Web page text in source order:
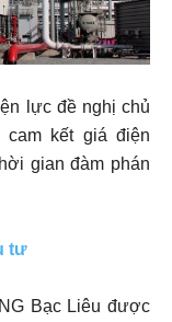
lực đề nghị chủ
kết giá điện
gian đàm phán
tư
Bạc Liêu được